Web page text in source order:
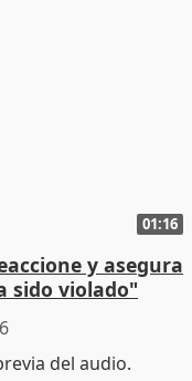
01:16
y asegura
sido violado"